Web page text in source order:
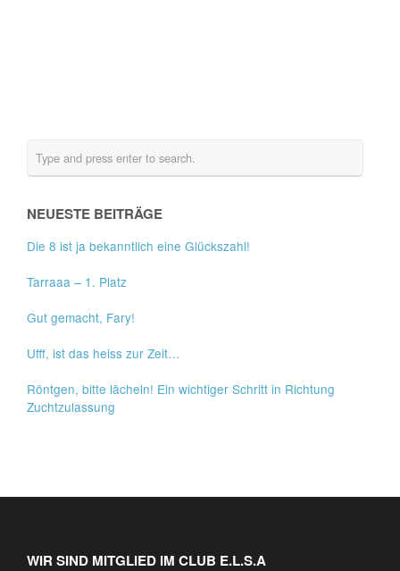
NEUESTE BEITRÄGE
Die 8 ist ja bekanntlich eine Glückszahl!
Tarraaa – 1. Platz
Gut gemacht, Fary!
Ufff, ist das heiss zur Zeit…
Röntgen, bitte lächeln! Ein wichtiger Schritt in Richtung
Zuchtzulassung
WIR SIND MITGLIED IM CLUB E.L.S.A